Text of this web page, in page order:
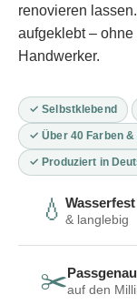
renovieren
aufgeklebt –
Handwerker.
✓ Selbstklebend
✓ Über 40 Farben &
✓ Produziert in
💧 Wasserfest
& langlebig
✂️Passgenau
auf den